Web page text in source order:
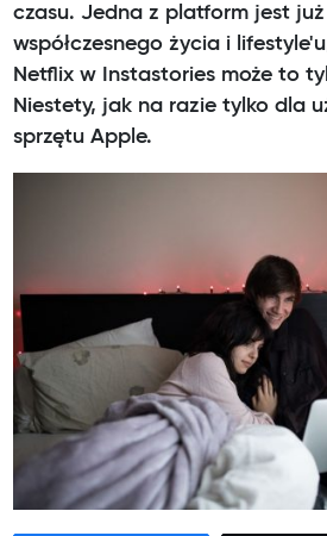
czasu. Jedna z platform jest
współczesnego życia i
Netflix w Instastories może to
Niestety, jak na razie tylko dla
sprzętu Apple.